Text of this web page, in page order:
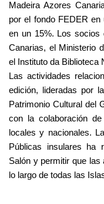
Madeira Azores
por el fondo FEDER
en un 15%. Los socios
Canarias, el Ministerio
el Instituto da Biblioteca
Las actividades
edición, lideradas por
Patrimonio Cultural del
con la colaboración
locales y nacionales.
Públicas insulares ha
Salón y permitir que las
lo largo de todas las